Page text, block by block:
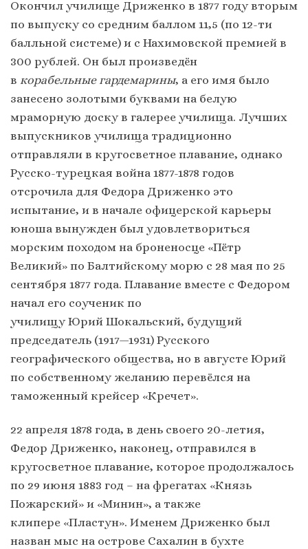
Окончил училище Дриженко в 1877 году вторым
по выпуску со средним баллом 11,5 (по 12-ти
балльной системе) и с Нахимовской премией в
300 рублей. Он был произведён
в корабельные гардемарины, а его имя было
занесено золотыми буквами на белую
мраморную доску в галерее училища. Лучших
выпускников училища традиционно
отправляли в кругосветное плавание, однако
Русско-турецкая война 1877-1878 годов
отсрочила для Федора Дриженко это
испытание, и в начале офицерской карьеры
юноша вынужден был удовлетвориться
морским походом на броненосце «Пётр
Великий» по Балтийскому морю с 28 мая по 25
сентября 1877 года. Плавание вместе с Федором
начал его соученик по
училищу Юрий Шокальский, будущий
председатель (1917—1931) Русского
географического общества, но в августе Юрий
по собственному желанию перевёлся на
таможенный крейсер «Кречет».
22 апреля 1878 года, в день своего 20-летия,
Федор Дриженко, наконец, отправился в
кругосветное плавание, которое продолжалось
по 29 июня 1883 год – на фрегатах «Князь
Пожарский» и «Минин», а также
клипере «Пластун». Именем Дриженко был
назван мыс на острове Сахалин в бухте